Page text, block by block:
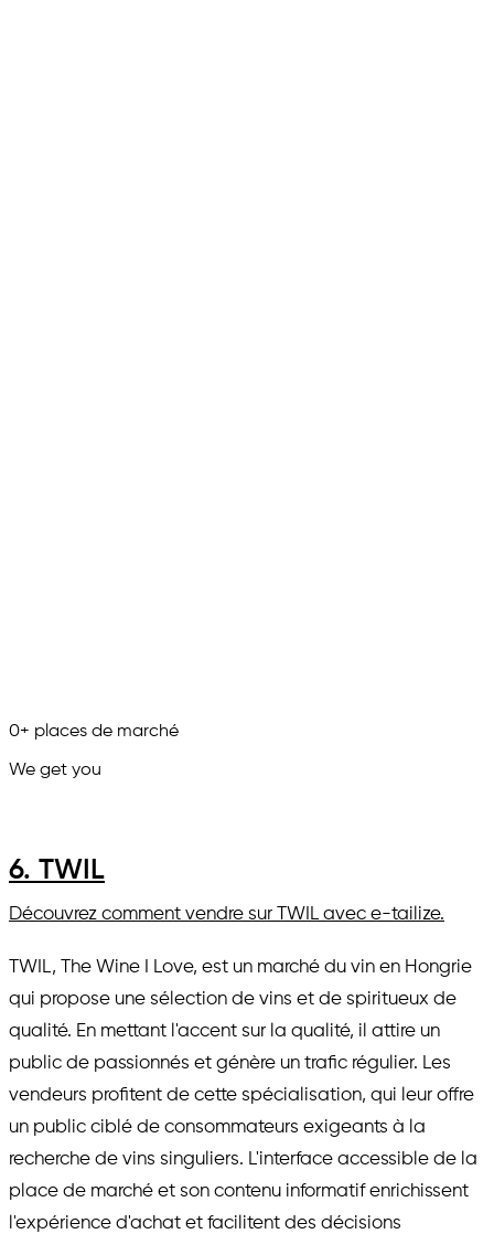
0+ places de marché
We get you
6. TWIL
Découvrez comment vendre sur TWIL avec e-tailize.
TWIL, The Wine I Love, est un marché du vin en Hongrie
qui propose une sélection de vins et de spiritueux de
qualité. En mettant l'accent sur la qualité, il attire un
public de passionnés et génère un trafic régulier. Les
vendeurs profitent de cette spécialisation, qui leur offre
un public ciblé de consommateurs exigeants à la
recherche de vins singuliers. L'interface accessible de la
place de marché et son contenu informatif enrichissent
l'expérience d'achat et facilitent des décisions